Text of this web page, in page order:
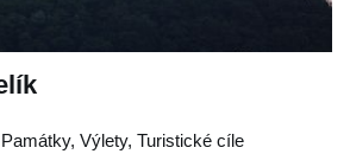
Výlety, Turistické cíle